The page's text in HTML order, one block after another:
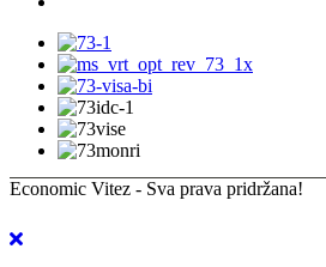
Economic Vitez - Sva prava pridržana!